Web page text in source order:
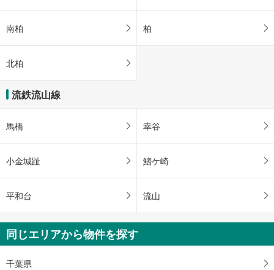
南柏 柏
北柏
流鉄流山線
馬橋 幸谷
小金城趾 鰭ケ崎
平和台 流山
同じエリアから物件を探す
千葉県